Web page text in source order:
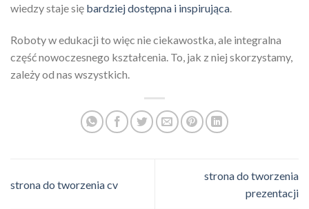
wiedzy staje się bardziej dostępna i inspirująca.
Roboty w edukacji to więc nie ciekawostka, ale integralna
część nowoczesnego kształcenia. To, jak z niej skorzystamy,
zależy od nas wszystkich.
strona do tworzenia cv
strona do tworzenia
prezentacji